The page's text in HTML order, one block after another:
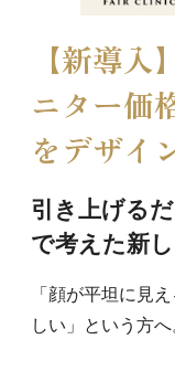
【新導
ニター価
をデザイ
引き上げる
で考えた新
「顔が平坦に見
しい」という方へ